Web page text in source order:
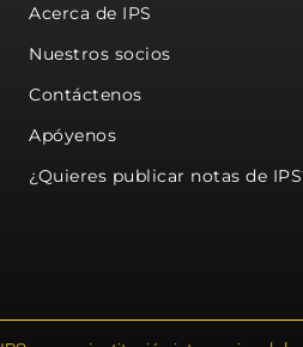
Acerca de IPS
Nuestros socios
Contáctenos
Apóyenos
¿Quieres publicar notas de